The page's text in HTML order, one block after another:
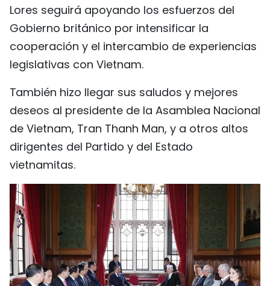
Lores seguirá apoyando los esfuerzos del
Gobierno británico por intensificar la
cooperación y el intercambio de experiencias
legislativas con Vietnam.
También hizo llegar sus saludos y mejores
deseos al presidente de la Asamblea Nacional
de Vietnam, Tran Thanh Man, y a otros altos
dirigentes del Partido y del Estado
vietnamitas.